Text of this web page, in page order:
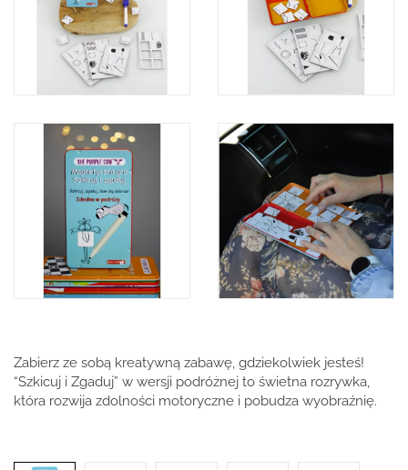
Zabierz ze sobą kreatywną zabawę, gdziekolwiek jesteś!
“Szkicuj i Zgaduj” w wersji podróżnej to świetna rozrywka,
która rozwija zdolności motoryczne i pobudza wyobraźnię.